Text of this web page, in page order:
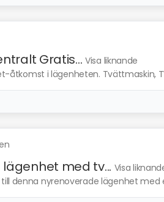
Gratis... Visa liknande
åtkomst i lägenheten. Tvättmaskin,
med tv... Visa
denna nyrenoverade lägenhet med